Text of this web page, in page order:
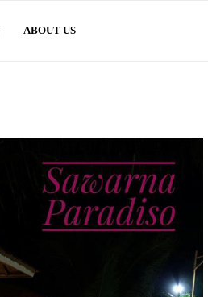
ABOUT US